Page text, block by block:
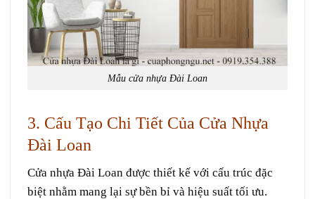
Mẫu cửa nhựa Đài Loan
3. Cấu Tạo Chi Tiết Của Cửa Nhựa
Đài Loan
Cửa nhựa Đài Loan được thiết kế với cấu trúc đặc
biệt nhằm mang lại sự bền bỉ và hiệu suất tối ưu.